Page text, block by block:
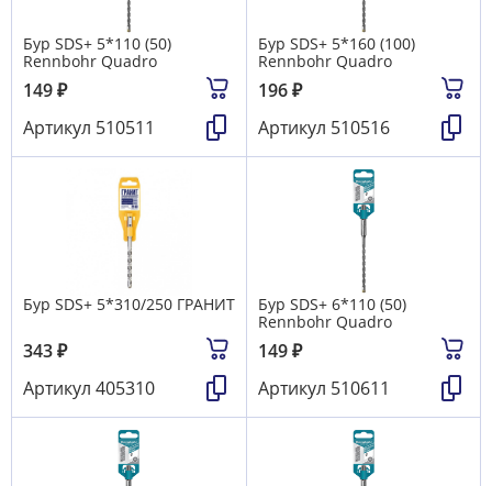
Бур SDS+ 5*110 (50)
Rennbohr Quadro
149₽
Артикул 510511
Бур SDS+ 5*160 (100)
Rennbohr Quadro
196₽
Артикул 510516
Бур SDS+ 5*310/250 ГРАНИТ
343₽
Артикул 405310
Бур SDS+ 6*110 (50)
Rennbohr Quadro
149₽
Артикул 510611